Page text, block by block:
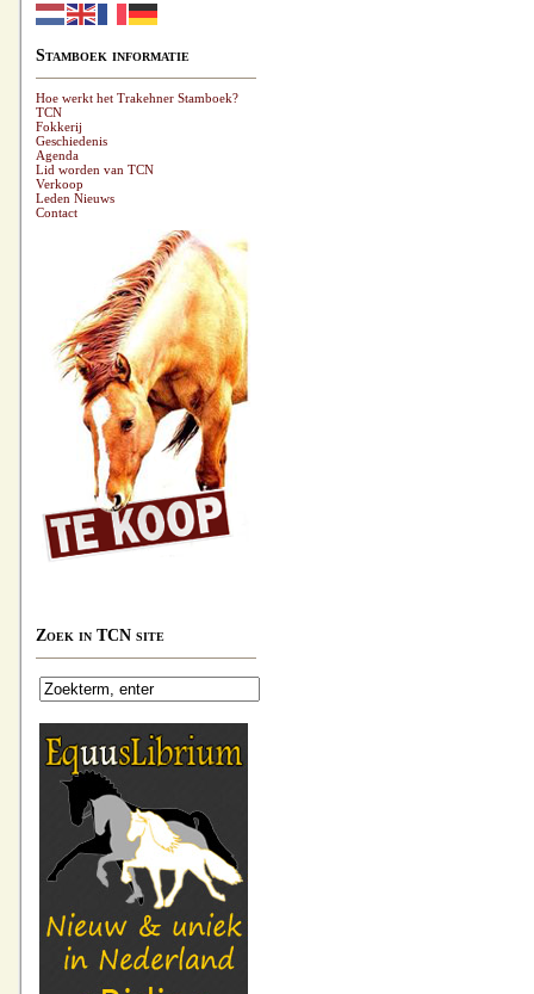
Stamboek informatie
Hoe werkt het Trakehner Stamboek?
TCN
Fokkerij
Geschiedenis
Agenda
Lid worden van TCN
Verkoop
Leden Nieuws
Contact
Zoek in TCN site